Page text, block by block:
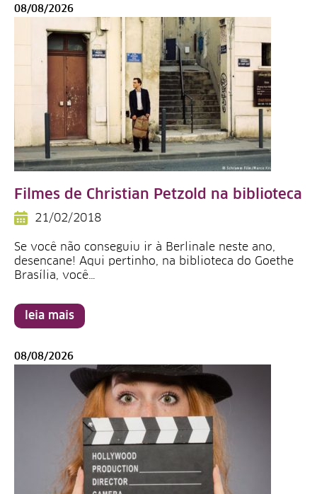
08/08/2026
Filmes de Christian Petzold na biblioteca
21/02/2018
Se você não conseguiu ir à Berlinale neste ano,
desencane! Aqui pertinho, na biblioteca do Goethe
Brasília, você…
leia mais
08/08/2026